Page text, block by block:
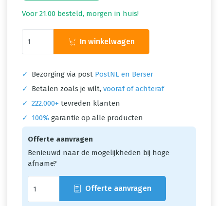
Voor 21.00 besteld, morgen in huis!
In winkelwagen
✓ Bezorging via post PostNL en Berser
✓
Betalen zoals je wilt, vooraf of achteraf
✓ 222.000+ tevreden klanten
✓
100% garantie op alle producten
Offerte aanvragen
Benieuwd naar de mogelijkheden bij hoge
afname?
Offerte aanvragen